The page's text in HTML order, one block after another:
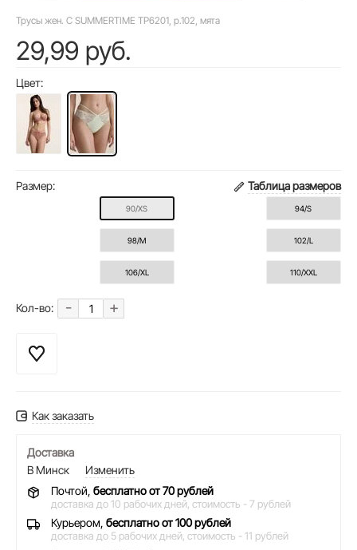
Трусы жен. C SUMMERTIME TP6201, р.102, мята
29,99 руб.
Цвет:
Размер: Таблица размеров
90/XS 94/S
98/M 102/L
106/XL 110/XXL
Кол-во: - +
Как заказать
Доставка
В Минск
Изменить
Почтой, бесплатно от 70 рублей
доставка до 10 рабочих дней, стоимость - 7 рублей
Курьером, бесплатно от 100 рублей
доставка до 5 рабочих дней, стоимость - 11 рублей